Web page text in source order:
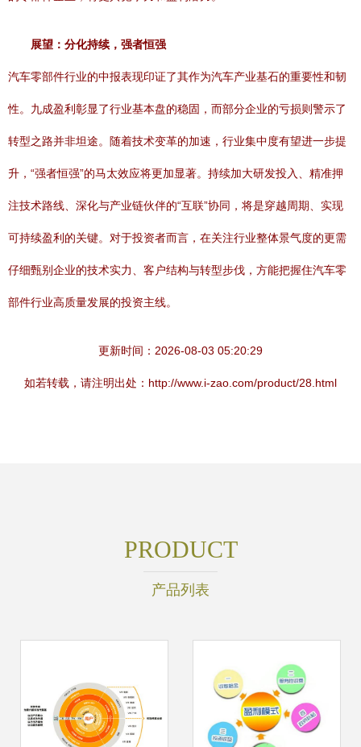
展望：分化持续，强者恒强
汽车零部件行业的中报表现印证了其作为汽车产业基石的重要性和韧
性。九成盈利彰显了行业基本盘的稳固，而部分企业的亏损则警示了
转型之路并非坦途。随着技术变革的加速，行业集中度有望进一步提
升，“强者恒强”的马太效应将更加显著。持续加大研发投入、精准押
注技术路线、深化与产业链伙伴的“互联”协同，将是穿越周期、实现
可持续盈利的关键。对于投资者而言，在关注行业整体景气度的更需
仔细甄别企业的技术实力、客户结构与转型步伐，方能把握住汽车零
部件行业高质量发展的投资主线。
更新时间：2026-08-03 05:20:29
如若转载，请注明出处：http://www.i-zao.com/product/28.html
PRODUCT
产品列表